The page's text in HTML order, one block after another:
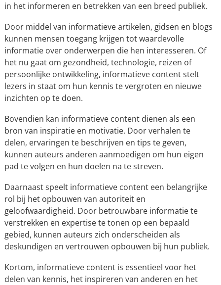
in het informeren en betrekken van een breed publiek.
Door middel van informatieve artikelen, gidsen en blogs
kunnen mensen toegang krijgen tot waardevolle
informatie over onderwerpen die hen interesseren. Of
het nu gaat om gezondheid, technologie, reizen of
persoonlijke ontwikkeling, informatieve content stelt
lezers in staat om hun kennis te vergroten en nieuwe
inzichten op te doen.
Bovendien kan informatieve content dienen als een
bron van inspiratie en motivatie. Door verhalen te
delen, ervaringen te beschrijven en tips te geven,
kunnen auteurs anderen aanmoedigen om hun eigen
pad te volgen en hun doelen na te streven.
Daarnaast speelt informatieve content een belangrijke
rol bij het opbouwen van autoriteit en
geloofwaardigheid. Door betrouwbare informatie te
verstrekken en expertise te tonen op een bepaald
gebied, kunnen auteurs zich onderscheiden als
deskundigen en vertrouwen opbouwen bij hun publiek.
Kortom, informatieve content is essentieel voor het
delen van kennis, het inspireren van anderen en het